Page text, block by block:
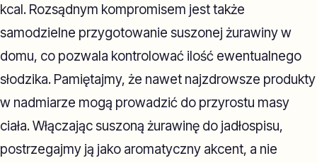
kcal. Rozsądnym kompromisem jest także
samodzielne przygotowanie suszonej żurawiny w
domu, co pozwala kontrolować ilość ewentualnego
słodzika. Pamiętajmy, że nawet najzdrowsze produkty
w nadmiarze mogą prowadzić do przyrostu masy
ciała. Włączając suszoną żurawinę do jadłospisu,
postrzegajmy ją jako aromatyczny akcent, a nie